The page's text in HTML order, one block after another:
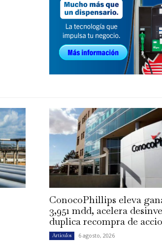
ConocoPhillips eleva
3,951 mdd, acelera
duplica recompra de
Artículos 6 agosto, 2026